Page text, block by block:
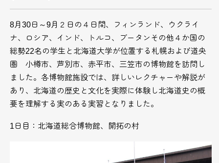
8月30日～9月２日の４日間、フィンランド、ウクライ
ナ、ロシア、インド、トルコ、ブータンその他４か国の
総勢22名の学生と北海道大学が位置する札幌および道央
圏 小樽市、芦別市、赤平市、三笠市の博物館を訪問し
ました。各博物館施設では、詳しいレクチャーや解説が
あり、北海道の歴史と文化を実際に体験し北海道史の概
要を理解する実のある実習となりました。
1日目：北海道総合博物館、開拓の村